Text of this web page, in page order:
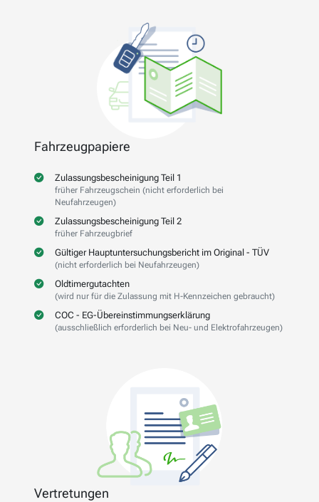
Fahrzeugpapiere
Zulassungsbescheinigung Teil 1
früher Fahrzeugschein (nicht erforderlich bei
Neufahrzeugen)
Zulassungsbescheinigung Teil 2
früher Fahrzeugbrief
Gültiger Hauptuntersuchungsbericht im Original - TÜV
(nicht erforderlich bei Neufahrzeugen)
Oldtimergutachten
(wird nur für die Zulassung mit H-Kennzeichen gebraucht)
COC - EG-Übereinstimmungserklärung
(ausschließlich erforderlich bei Neu- und Elektrofahrzeugen)
Vertretungen